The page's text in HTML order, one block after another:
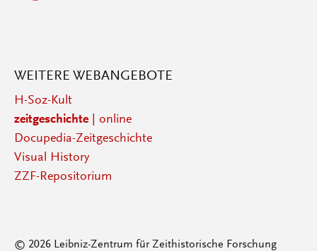
WEITERE WEBANGEBOTE
H-Soz-Kult
zeitgeschichte| online
Docupedia-Zeitgeschichte
Visual History
ZZF-Repositorium
© 2026 Leibniz-Zentrum für Zeithistorische Forschung